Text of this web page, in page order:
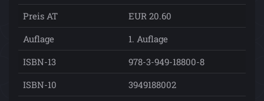
Preis AT
EUR 20.60
Auflage
1. Auflage
ISBN-13
978-3-949-18800-8
ISBN-10
3949188002